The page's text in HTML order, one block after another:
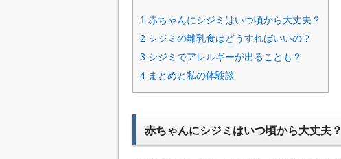
1 赤ちゃんにシジミはいつ頃から大丈夫？
2 シジミの離乳食はどうすればいいの？
3 シジミでアレルギーが出ることも？
4 まとめと私の体験談
赤ちゃんにシジミはいつ頃から大丈夫？